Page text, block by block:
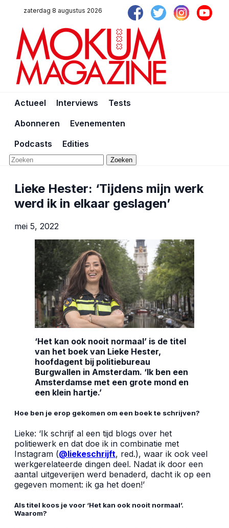
zaterdag 8 augustus 2026
Actueel Interviews
Tests
Abonneren
Evenementen
Podcasts
Edities
Zoeken
Lieke Hester: ‘Tijdens mijn werk
werd ik in elkaar geslagen’
mei 5, 2022
‘Het kan ook nooit normaal’ is de titel
van het boek van Lieke Hester,
hoofdagent bij politiebureau
Burgwallen in Amsterdam. ‘Ik ben een
Amsterdamse met een grote mond en
een klein hartje.’
Hoe ben je erop gekomen om een boek te schrijven?
Lieke: ‘Ik schrijf al een tijd blogs over het
politiewerk en dat doe ik in combinatie met
Instagram (@liekeschrijft, red.), waar ik ook veel
werkgerelateerde dingen deel. Nadat ik door een
aantal uitgeverijen werd benaderd, dacht ik op een
gegeven moment: ik ga het doen!’
Als titel koos je voor ‘Het kan ook nooit normaal’.
Waarom?